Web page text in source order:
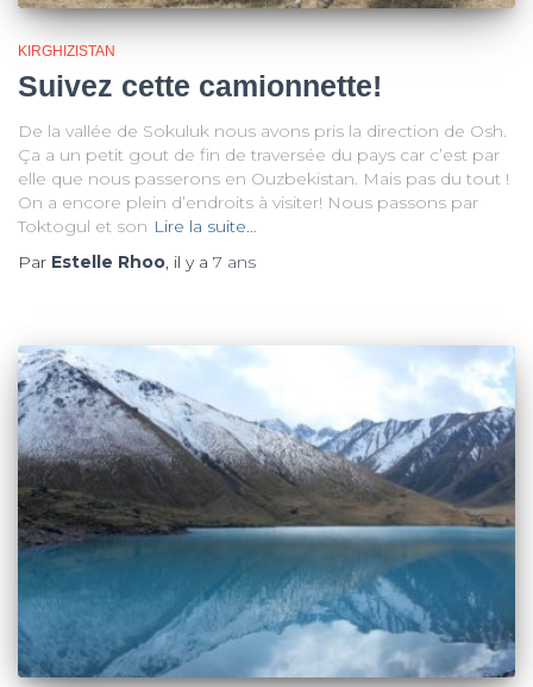
KIRGHIZISTAN
Suivez cette camionnette!
De la vallée de Sokuluk nous avons pris la direction de Osh.
Ça a un petit gout de fin de traversée du pays car c’est par
elle que nous passerons en Ouzbekistan. Mais pas du tout !
On a encore plein d’endroits à visiter! Nous passons par
Toktogul et son Lire la suite…
Par Estelle Rhoo, il y a 7 ans